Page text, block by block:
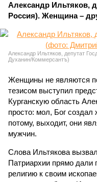
Александр Ильтяков,
Россия). Женщина –
Александр Ильтяков, депутат
Духанин/Коммерсантъ)
Женщины не являются
тезисом выступил
Курганскую область
просто: мол, Бог
потому, выходит, они
мужчин.
Слова Ильтякова
Патриархии прямо дали
религию к своим